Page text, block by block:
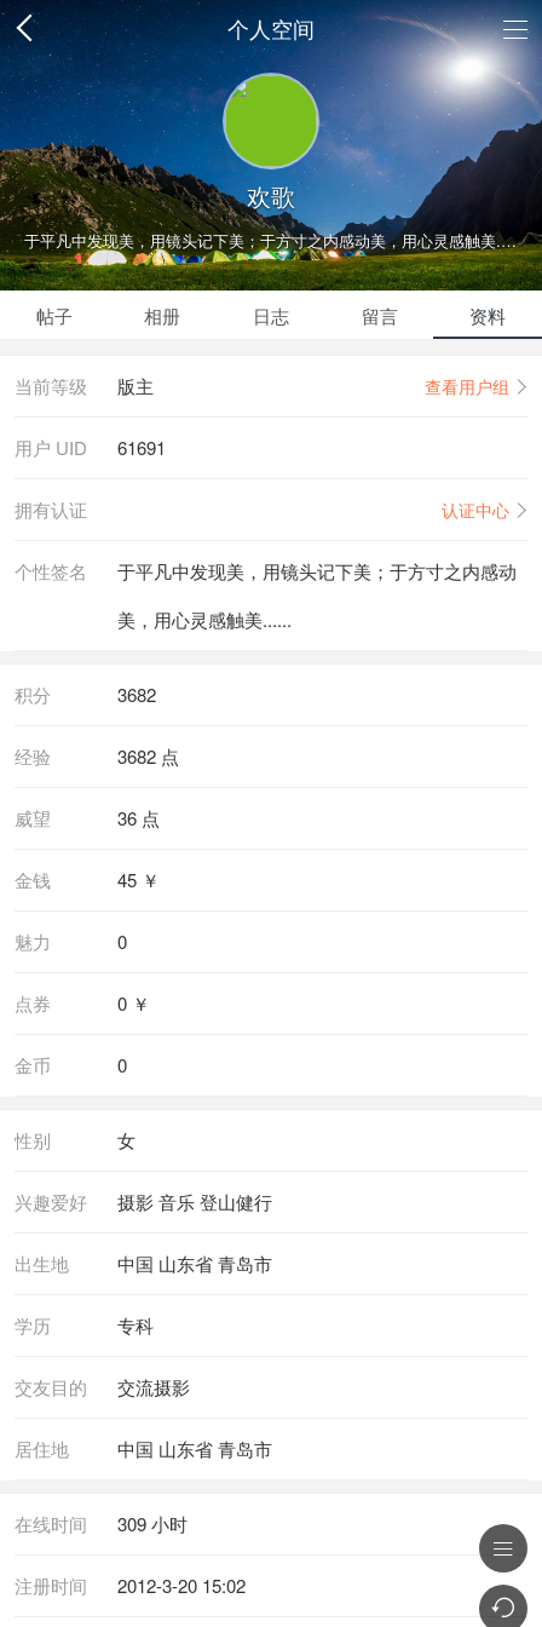
个人空间
欢歌
于平凡中发现美，用镜头记下美；于方寸之内感动美，用心灵感触美......
帖子 相册 日志 留言 资料
当前等级 版主 查看用户组
用户 UID 61691
拥有认证 认证中心
个性签名
于平凡中发现美，用镜头记下美；于方寸之内感动
美，用心灵感触美......
积分 3682
经验 3682 点
威望 36 点
金钱 45 ￥
魅力 0
点券 0 ￥
金币 0
性别 女
兴趣爱好 摄影 音乐 登山健行
出生地 中国 山东省 青岛市
学历 专科
交友目的 交流摄影
居住地 中国 山东省 青岛市
在线时间 309 小时
注册时间 2012-3-20 15:02

